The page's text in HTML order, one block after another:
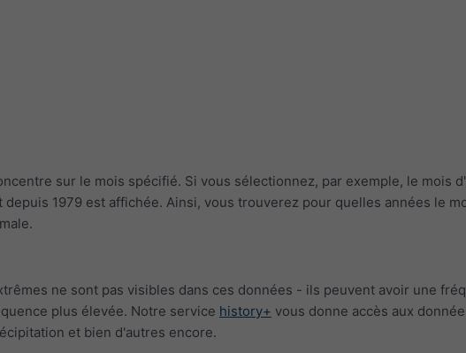
sur le mois spécifié. Si vous sélectionnez, par exemple, le mois
depuis 1979 est affichée. Ainsi, vous trouverez pour quelles années le
ne sont pas visibles dans ces données - ils peuvent avoir une
plus élevée. Notre service history+ vous donne accès aux
et bien d'autres encore.